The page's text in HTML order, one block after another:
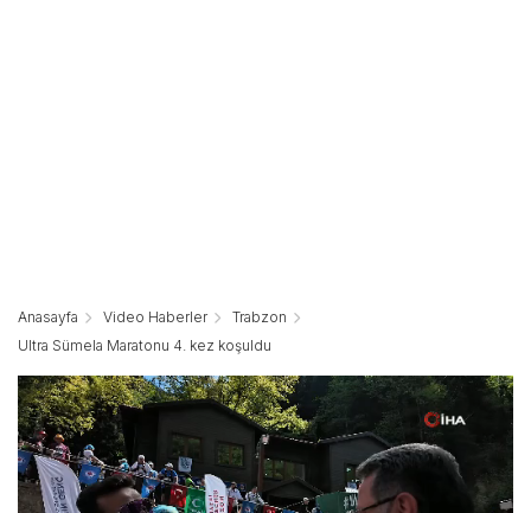
Anasayfa Video Haberler
Trabzon
Ultra Sümela Maratonu 4. kez koşuldu